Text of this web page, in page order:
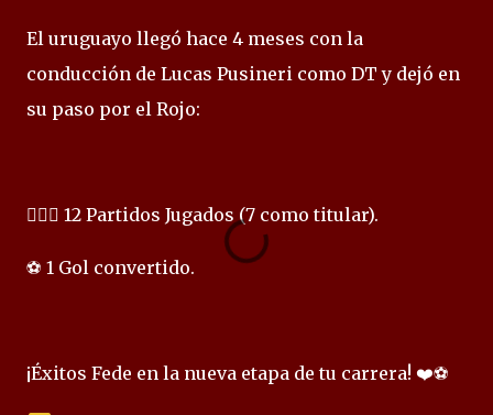
El uruguayo llegó hace 4 meses con la
conducción de Lucas Pusineri como DT y dejó en
su paso por el Rojo:
🏃🏻‍♂️ 12 Partidos Jugados (7 como titular).
⚽ 1 Gol convertido.
¡Éxitos Fede en la nueva etapa de tu carrera! ❤️⚽